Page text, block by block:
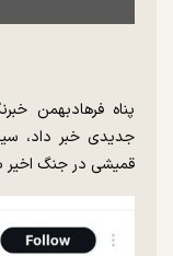
پناه فرهادبهمن
جدیدی خبر داد،
قمیشی در جنگ اخیر